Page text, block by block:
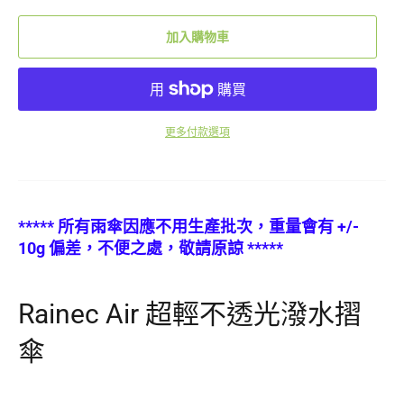
加入購物車
更多付款選項
***** 所有雨傘因應不用生產批次，重量會有 +/-
10g 偏差，不便之處，敬請原諒 *****
Rainec Air 超輕不透光潑水摺
傘